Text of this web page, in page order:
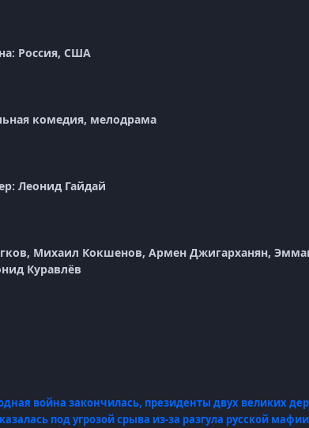
Россия, США
комедия, мелодрама
Леонид Гайдай
Михаил Кокшенов, Армен Джигарханян,
Куравлёв
война закончилась, президенты двух великих
под угрозой срыва из-за разгула русской